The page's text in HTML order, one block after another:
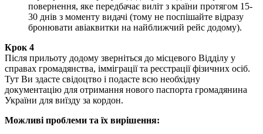
повернення, яке передбачає виліт з країни протягом 15-
30 днів з моменту видачі (тому не поспішайте відразу
бронювати авіаквитки на найближчий рейс додому).
Крок 4
Після прильоту додому зверніться до місцевого Відділу у
справах громадянства, імміграції та реєстрації фізичних осіб.
Тут Ви здасте свідоцтво і подасте всю необхідну
документацію для отримання нового паспорта громадянина
України для виїзду за кордон.
Можливі проблеми та їх вирішення: